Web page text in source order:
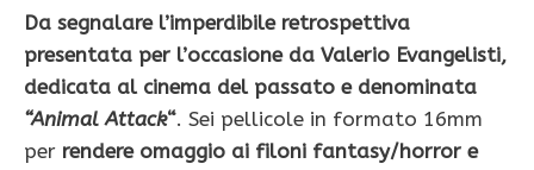
Da segnalare l’imperdibile retrospettiva
presentata per l’occasione da Valerio Evangelisti,
dedicata al cinema del passato e denominata
“Animal Attack“. Sei pellicole in formato 16mm
per rendere omaggio ai filoni fantasy/horror e